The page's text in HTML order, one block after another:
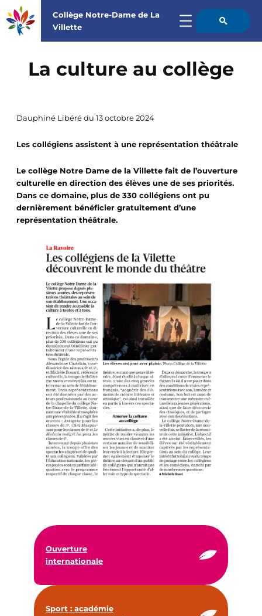
contenu
Collège Notre-Dame de La
Villette

La culture au collège
Dauphiné Libéré du 13 octobre 2024
Les collégiens assistent à une représentation théâtrale
Le collège Notre Dame de la Villette fait de l’ouverture
culturelle en direction des élèves une de ses priorités.
Dans ce domaine, plus de 330 collégiens ont pu
dernièrement bénéficier gratuitement d’une
représentation théâtrale.
Ouverture
internationale
Sport : académie